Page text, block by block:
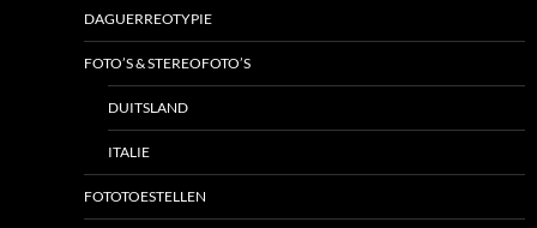
DAGUERREOTYPIE
FOTO’S & STEREOFOTO’S
DUITSLAND
ITALIE
FOTOTOESTELLEN